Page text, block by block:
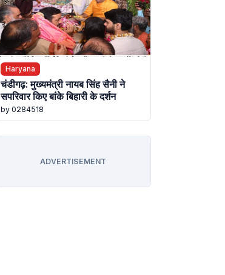
Haryana
चंडीगढ़: मुख्यमंत्री नायब सिंह सैनी ने
सपरिवार किए बांके बिहारी के दर्शन
by 0284518
ADVERTISEMENT